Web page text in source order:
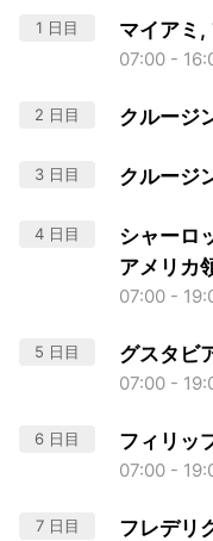
1 日目 マイアミ,
07:00 -
2 日目 クルージ
3 日目 クルージ
4 日目
シャーロ
アメリカ
07:00 -
5 日目 グスタビ
07:00 -
6 日目 フィリッ
07:00 -
7 日目 フレデリ